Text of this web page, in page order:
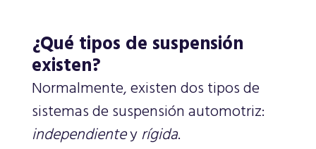
¿Qué tipos de suspensión
existen?
Normalmente, existen dos tipos de
sistemas de suspensión automotriz:
independienteyrígida.